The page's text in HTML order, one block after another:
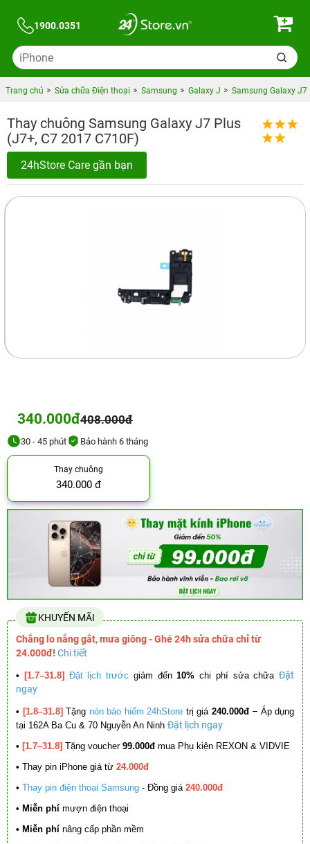
1900.0351
Trang chủ Sửa chữa Điện thoại Samsung Galaxy J Samsung Galaxy J7
Thay chuông Samsung Galaxy J7 Plus
(J7+, C7 2017 C710F)
24hStore Care gần bạn
340.000đ408.000đ
30 - 45 phút Bảo hành 6 tháng
Thay chuông
340.000 đ
KHUYẾN MÃI
Chẳng lo nắng gắt, mưa giông - Ghé 24h sửa chữa chỉ từ
24.000đ! Chi tiết
• [1.7–31.8] Đặt lịch trước giảm đến10% chi phí sửa chữa Đặt
ngay
• [1.8–31.8] Tặng nón bảo hiểm 24hStore trị giá 240.000đ – Áp dụng
tại 162A Ba Cu & 70 Nguyễn An Ninh Đặt lịch ngay
• [1.7–31.8] Tặng voucher 99.000đ mua Phụ kiện REXON & VIDVIE
• Thay pin iPhone giá từ 24.000đ
• Thay pin điện thoại Samsung - Đồng giá 240.000đ
• Miễn phí mượn điện thoại
• Miễn phí nâng cấp phần mềm